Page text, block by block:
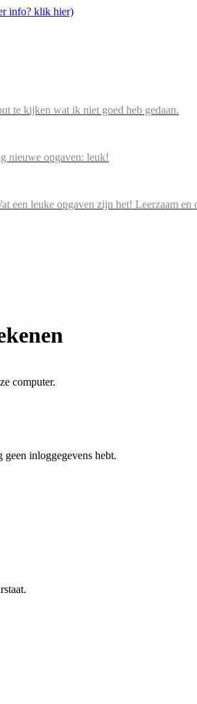
te kijken wat ik niet goed heb gedaan.
nieuwe opgaven: leuk!
een leuke opgaven zijn het! Leerzaam en
computer.
geen inloggegevens hebt.